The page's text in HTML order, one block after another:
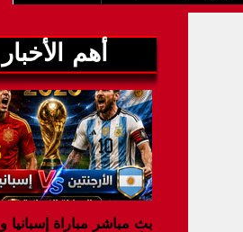
أهم الأخبار
بث مباشر مباراة إسبانيا و